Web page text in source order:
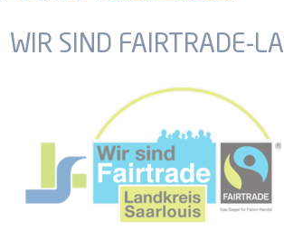
WIR SIND FAIRTRADE-